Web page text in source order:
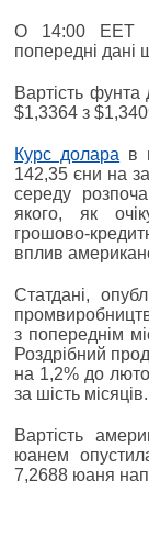
О 14:00 EET у
попередні дані
Вартість фунта
$1,3364 з
Курс долара в
142,35 єни на
середу
якого, як
грошово-
вплив
Статдані,
з попереднім
Роздрібний
на 1,2% до
за шість місяців.
Вартість
юанем
7,2688 юаня